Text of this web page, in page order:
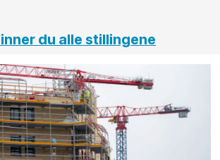
du alle stillingene